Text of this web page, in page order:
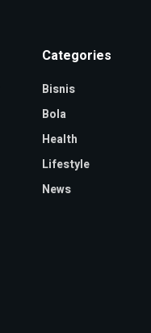
Categories
Bisnis
Bola
Health
Lifestyle
News